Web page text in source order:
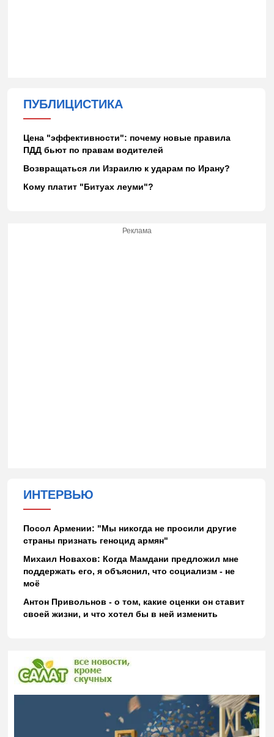
ПУБЛИЦИСТИКА
Цена "эффективности": почему новые правила
ПДД бьют по правам водителей
Возвращаться ли Израилю к ударам по Ирану?
Кому платит "Битуах леуми"?
Реклама
ИНТЕРВЬЮ
Посол Армении: "Мы никогда не просили другие
страны признать геноцид армян"
Михаил Новахов: Когда Мамдани предложил мне
поддержать его, я объяснил, что социализм - не
моё
Антон Привольнов - о том, какие оценки он ставит
своей жизни, и что хотел бы в ней изменить